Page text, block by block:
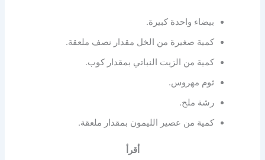
بيضاء واحدة كبيرة.
كمية صغيرة من الخل مقدار نصف ملعقة.
كمية من الزيت النباتي بمقدار كوب.
ثوم مهروس.
رشة ملح.
كمية من عصير الليمون بمقدار ملعقة.
أقرأ